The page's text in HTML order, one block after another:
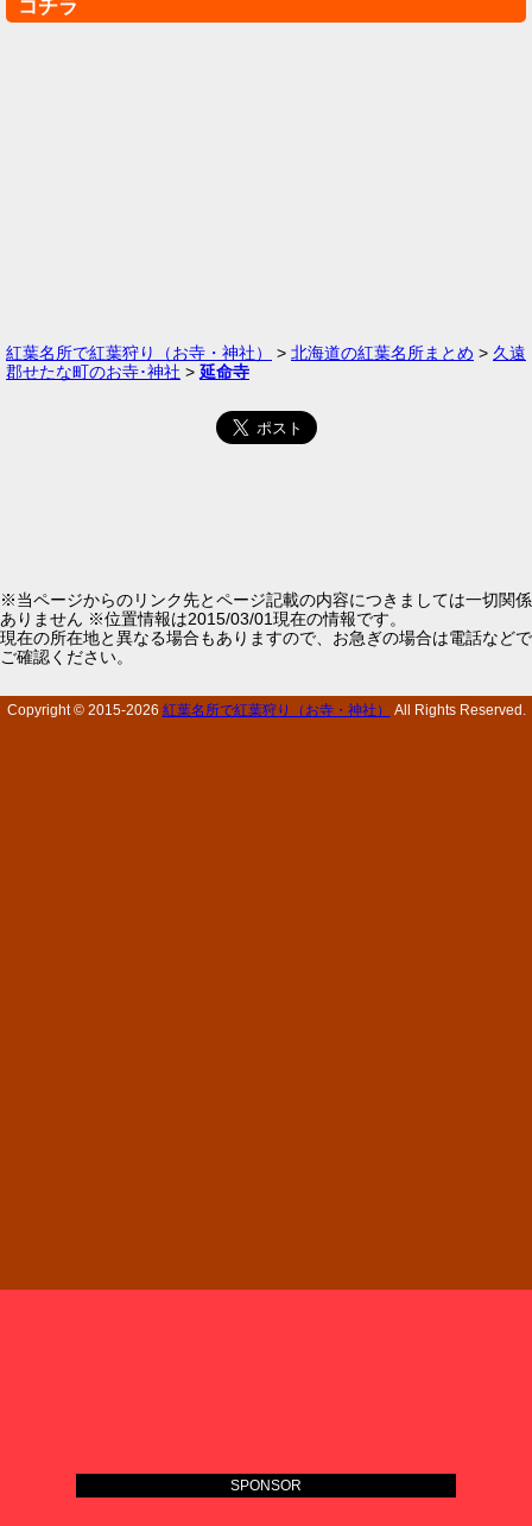
コチラ
紅葉名所で紅葉狩り（お寺・神社） > 北海道の紅葉名所まとめ > 久遠
郡せたな町のお寺･神社 > 延命寺
※当ページからのリンク先とページ記載の内容につきましては一切関係
ありません ※位置情報は2015/03/01現在の情報です。
現在の所在地と異なる場合もありますので、お急ぎの場合は電話などで
ご確認ください。
Copyright © 2015-2026 紅葉名所で紅葉狩り（お寺・神社） All Rights Reserved.
SPONSOR